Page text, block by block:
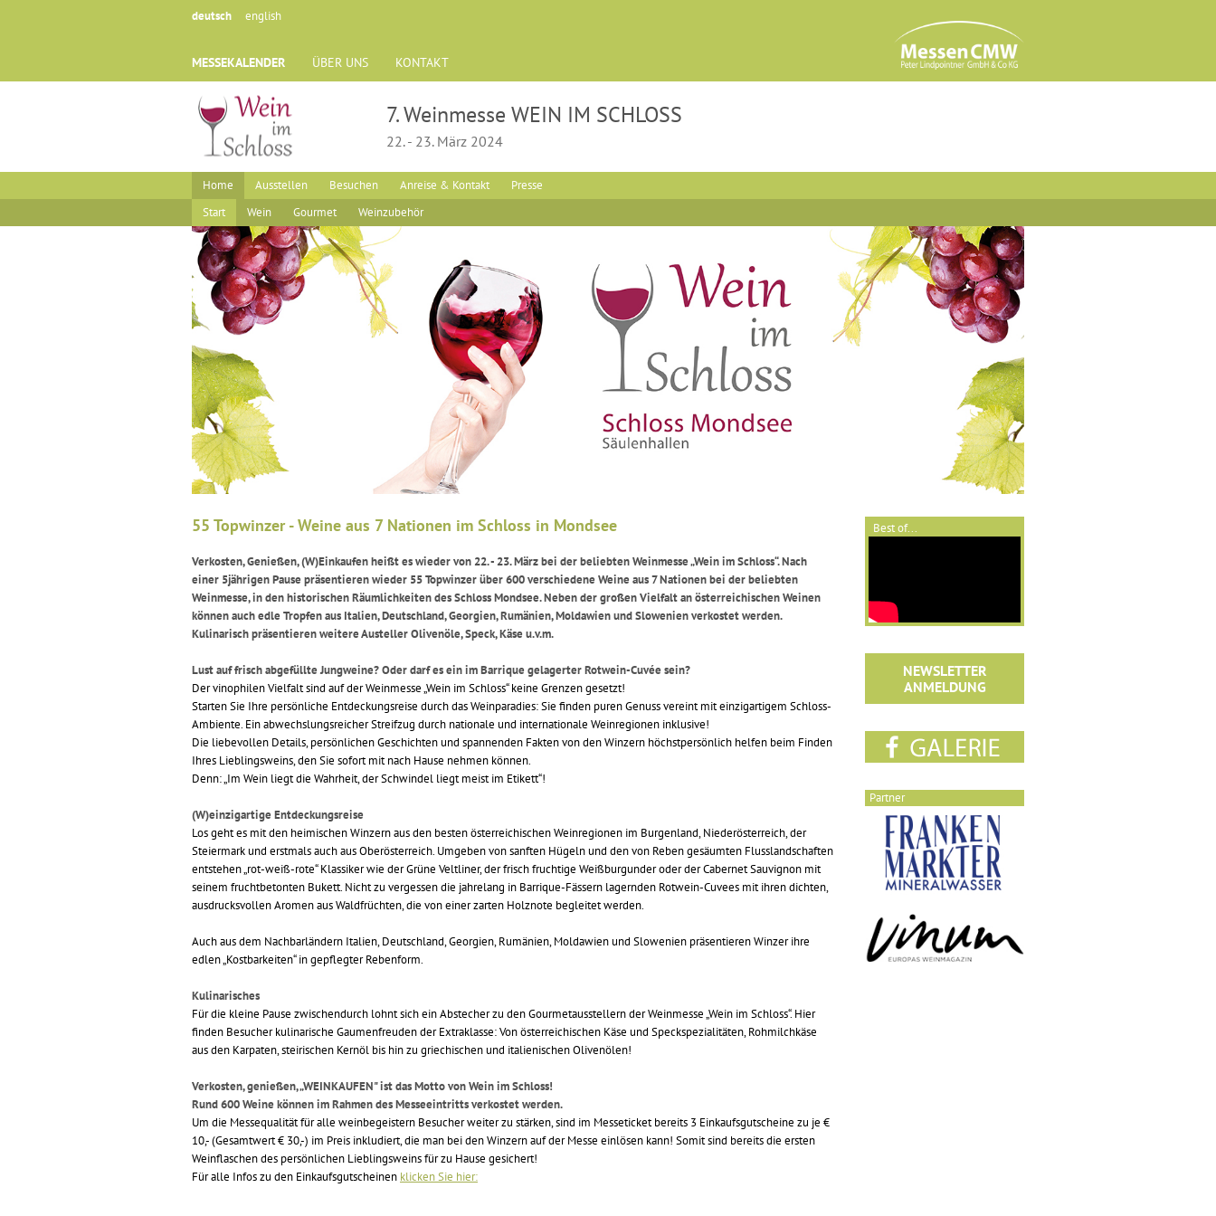
deutsch english
MESSEKALENDER ÜBER UNS KONTAKT
7. Weinmesse WEIN IM SCHLOSS
22. - 23. März 2024
Home Ausstellen Besuchen Anreise & Kontakt
Presse
Start
Wein Gourmet Weinzubehör
55 Topwinzer - Weine aus 7 Nationen im Schloss in Mondsee
Verkosten, Genießen, (W)Einkaufen heißt es wieder von 22. - 23. März bei der beliebten Weinmesse „Wein im Schloss“. Nach
einer 5jährigen Pause präsentieren wieder 55 Topwinzer über 600 verschiedene Weine aus 7 Nationen bei der beliebten
Weinmesse, in den historischen Räumlichkeiten des Schloss Mondsee. Neben der großen Vielfalt an österreichischen Weinen
können auch edle Tropfen aus Italien, Deutschland, Georgien, Rumänien, Moldawien und Slowenien verkostet werden.
Kulinarisch präsentieren weitere Austeller Olivenöle, Speck, Käse u.v.m.
Lust auf frisch abgefüllte Jungweine? Oder darf es ein im Barrique gelagerter Rotwein-Cuvée sein?
Der vinophilen Vielfalt sind auf der Weinmesse „Wein im Schloss“ keine Grenzen gesetzt!
Starten Sie Ihre persönliche Entdeckungsreise durch das Weinparadies: Sie finden puren Genuss vereint mit einzigartigem Schloss-
Ambiente. Ein abwechslungsreicher Streifzug durch nationale und internationale Weinregionen inklusive!
Die liebevollen Details, persönlichen Geschichten und spannenden Fakten von den Winzern höchstpersönlich helfen beim Finden
Ihres Lieblingsweins, den Sie sofort mit nach Hause nehmen können.
Denn: „Im Wein liegt die Wahrheit, der Schwindel liegt meist im Etikett“!
(W)einzigartige Entdeckungsreise
Los geht es mit den heimischen Winzern aus den besten österreichischen Weinregionen im Burgenland, Niederösterreich, der
Steiermark und erstmals auch aus Oberösterreich. Umgeben von sanften Hügeln und den von Reben gesäumten Flusslandschaften
entstehen „rot-weiß-rote“ Klassiker wie der Grüne Veltliner, der frisch fruchtige Weißburgunder oder der Cabernet Sauvignon mit
seinem fruchtbetonten Bukett. Nicht zu vergessen die jahrelang in Barrique-Fässern lagernden Rotwein-Cuvees mit ihren dichten,
ausdrucksvollen Aromen aus Waldfrüchten, die von einer zarten Holznote begleitet werden.
Auch aus dem Nachbarländern Italien, Deutschland, Georgien, Rumänien, Moldawien und Slowenien präsentieren Winzer ihre
edlen „Kostbarkeiten“ in gepflegter Rebenform.
Kulinarisches
Für die kleine Pause zwischendurch lohnt sich ein Abstecher zu den Gourmetausstellern der Weinmesse „Wein im Schloss“. Hier
finden Besucher kulinarische Gaumenfreuden der Extraklasse: Von österreichischen Käse und Speckspezialitäten, Rohmilchkäse
aus den Karpaten, steirischen Kernöl bis hin zu griechischen und italienischen Olivenölen!
Verkosten, genießen, „WEINKAUFEN" ist das Motto von Wein im Schloss!
Rund 600 Weine können im Rahmen des Messeeintritts verkostet werden.
Um die Messequalität für alle weinbegeistern Besucher weiter zu stärken, sind im Messeticket bereits 3 Einkaufsgutscheine zu je €
10,- (Gesamtwert € 30,-) im Preis inkludiert, die man bei den Winzern auf der Messe einlösen kann! Somit sind bereits die ersten
Weinflaschen des persönlichen Lieblingsweins für zu Hause gesichert!
Für alle Infos zu den Einkaufsgutscheinen klicken Sie hier:
Best of...
NEWSLETTER
ANMELDUNG
Partner